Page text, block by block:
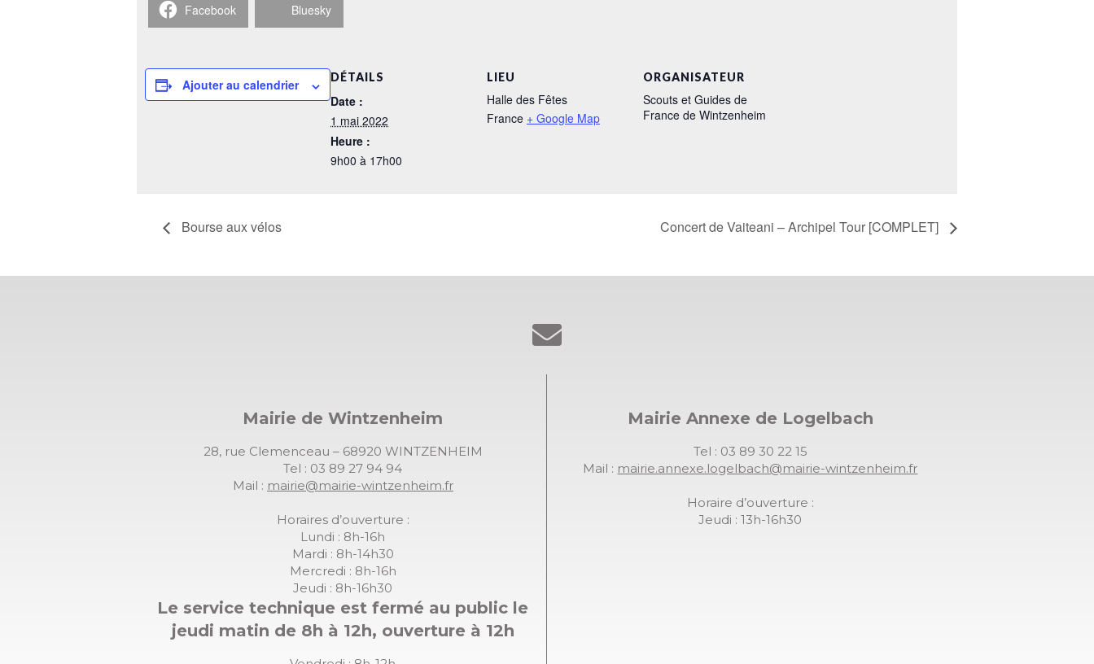
Facebook Bluesky
Ajouter au calendrier DÉTAILS
Date :
1 mai 2022
Heure :
9h00 à 17h00
LIEU
Halle des Fêtes
France + Google Map
ORGANISATEUR
Scouts et Guides de
France de Wintzenheim
Bourse aux vélos Concert de Vaiteani – Archipel Tour [COMPLET]
Mairie de Wintzenheim
28, rue Clemenceau – 68920 WINTZENHEIM
Tel : 03 89 27 94 94
Mail : mairie@mairie-wintzenheim.fr
Horaires d’ouverture :
Lundi : 8h-16h
Mardi : 8h-14h30
Mercredi : 8h-16h
Jeudi : 8h-16h30
Le service technique est fermé au public le
jeudi matin de 8h à 12h, ouverture à 12h
Mairie Annexe de Logelbach
Tel : 03 89 30 22 15
Mail : mairie.annexe.logelbach@mairie-wintzenheim.fr
Horaire d’ouverture :
Jeudi : 13h-16h30